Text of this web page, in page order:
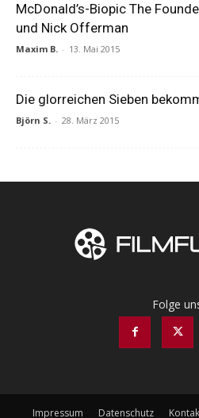
McDonald’s-Biopic The
und Nick Offerman
Maxim B. - 13. Mai 2015
Die glorreichen Sieben
Björn S. - 28. März 2015
Folge
Impressum Datenschutz